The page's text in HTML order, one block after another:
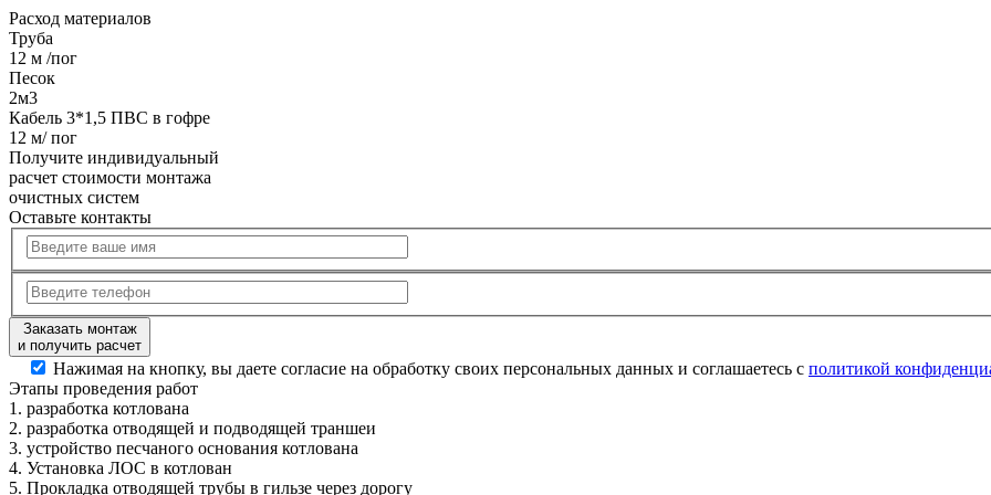
Расход материалов
Труба
12 м /пог
Песок
2м3
Кабель 3*1,5 ПВС в гофре
12 м/ пог
Получите индивидуальный
расчет стоимости монтажа
очистных систем
Оставьте контакты
Заказать монтаж
и получить расчет
Нажимая на кнопку, вы даете согласие на обработку своих персональных данных и соглашаетесь с политикой
Этапы проведения работ
1. разработка котлована
2. разработка отводящей и подводящей траншеи
3. устройство песчаного основания котлована
4. Установка ЛОС в котлован
5. Прокладка отводящей трубы в гильзе через дорогу